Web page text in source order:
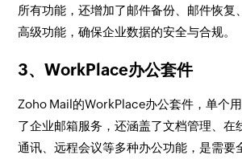
所有功能，还增加了邮件备份、邮件恢复
高级功能，确保企业数据的安全与合规。
3、WorkPlace办公套件
Zoho Mail的WorkPlace办公套件，单个
了企业邮箱服务，还涵盖了文档管理、在
通讯、远程会议等多种办公功能，是需要